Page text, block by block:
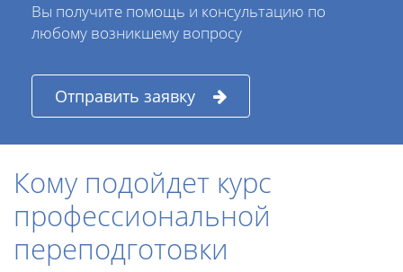
Вы получите помощь и консультацию по
любому возникшему вопросу
Отправить заявку
Кому подойдет курс
профессиональной
переподготовки